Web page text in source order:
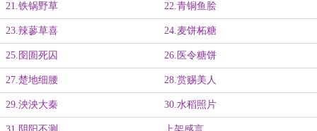
21.铁锅野草 22.青铜鱼脍
23.辣蓼草喜 24.麦饼柘糖
25.囹圄死囚 26.医令糖饼
27.楚地细腰 28.赏赐美人
29.泱泱大秦 30.水稻照片